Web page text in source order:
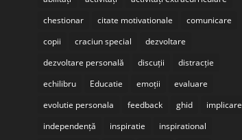
chestionar
citate motivationale
comunicare
copii
craciun special
dezvoltare
dezvoltare personală
discuții
distracție
echilibru
Educatie emoții
evaluare
evolutie personala
feedback ghid
implicare
independență
inspiratie
inspirational